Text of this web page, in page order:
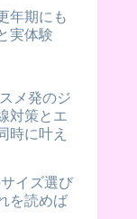
年期にも
実体験
メ発のジ
対策とエ
時に叶え
イズ選び
を読めば